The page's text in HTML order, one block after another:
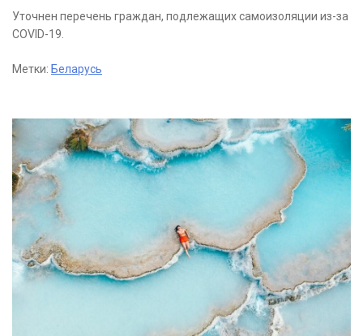
Уточнен перечень граждан, подлежащих самоизоляции из-за
COVID-19.
Метки: Беларусь